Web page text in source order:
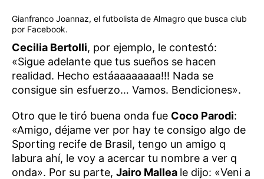
Gianfranco Joannaz, el futbolista de Almagro que busca club
por Facebook.
Cecilia Bertolli, por ejemplo, le contestó:
«Sigue adelante que tus sueños se hacen
realidad. Hecho estáaaaaaaaa!!! Nada se
consigue sin esfuerzo… Vamos. Bendiciones».
Otro que le tiró buena onda fue Coco Parodi:
«Amigo, déjame ver por hay te consigo algo de
Sporting recife de Brasil, tengo un amigo q
labura ahí, le voy a acercar tu nombre a ver q
onda». Por su parte, Jairo Mallea le dijo: «Veni a